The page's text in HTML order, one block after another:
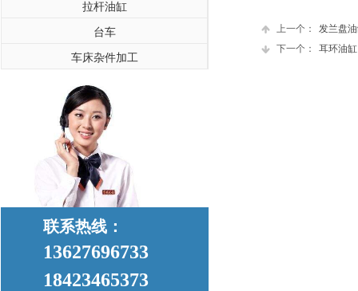
上一个：
发兰盘
下一个：
耳环油缸
联系热线：
13627696733
18423465373
拉杆油缸
台车
车床杂件加工